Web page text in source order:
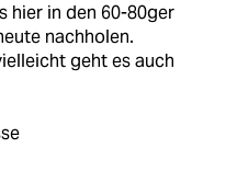
hier in den 60-80ger
nachholen.
geht es auch